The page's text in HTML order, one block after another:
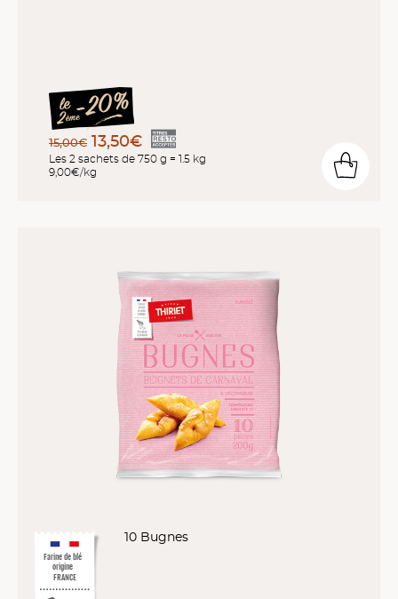
15,00€ 13,50€
Les 2 sachets de 750 g = 1.5 kg
9,00€/kg
Farine de blé
origine
FRANCE
10 Bugnes